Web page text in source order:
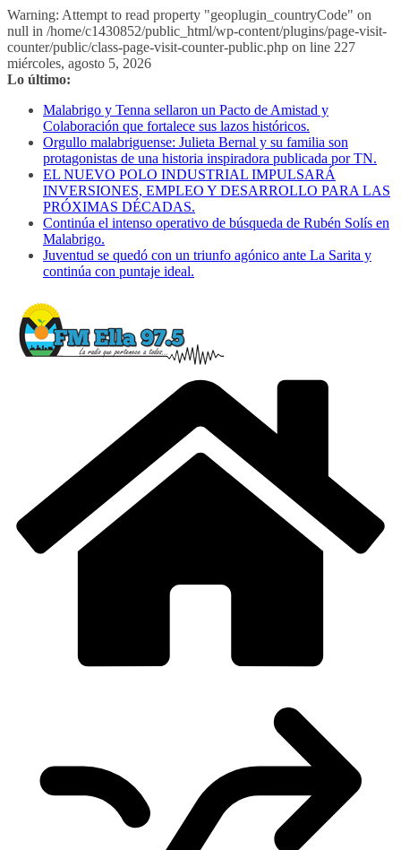
Warning: Attempt to read property "geoplugin_countryCode" on
null in /home/c1430852/public_html/wp-content/plugins/page-visit-
counter/public/class-page-visit-counter-public.php on line 227
Saltar
al
miércoles, agosto 5, 2026
Lo último:
Malabrigo y Tenna sellaron un Pacto de Amistad y
Colaboración que fortalece sus lazos históricos.
Orgullo malabriguense: Julieta Bernal y su familia son
protagonistas de una historia inspiradora publicada por TN.
EL NUEVO POLO INDUSTRIAL IMPULSARÁ
INVERSIONES, EMPLEO Y DESARROLLO PARA LAS
PRÓXIMAS DÉCADAS.
Continúa el intenso operativo de búsqueda de Rubén Solís en
Malabrigo.
Juventud se quedó con un triunfo agónico ante La Sarita y
continúa con puntaje ideal.